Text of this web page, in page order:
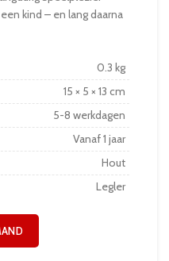
kind – en lang daarna
0.3 kg
15 × 5 × 13 cm
5-8 werkdagen
Vanaf 1 jaar
Hout
Legler